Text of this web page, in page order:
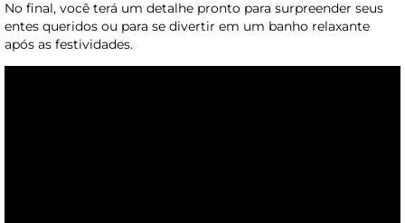
No final, você terá um detalhe pronto para surpreender seus
entes queridos ou para se divertir em um banho relaxante
após as festividades.